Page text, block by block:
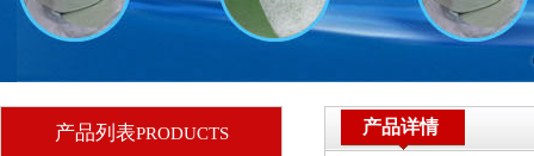
产品列表PRODUCTS 产品详情